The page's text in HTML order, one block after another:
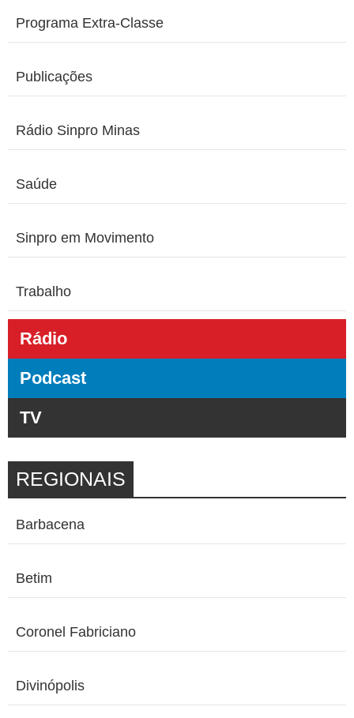
Programa Extra-Classe
Publicações
Rádio Sinpro Minas
Saúde
Sinpro em Movimento
Trabalho
Rádio
Podcast
TV
REGIONAIS
Barbacena
Betim
Coronel Fabriciano
Divinópolis